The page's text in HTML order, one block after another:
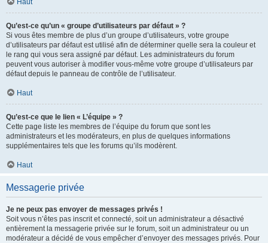
Haut
Qu’est-ce qu’un « groupe d’utilisateurs par défaut » ?
Si vous êtes membre de plus d’un groupe d’utilisateurs, votre groupe
d’utilisateurs par défaut est utilisé afin de déterminer quelle sera la couleur et
le rang qui vous sera assigné par défaut. Les administrateurs du forum
peuvent vous autoriser à modifier vous-même votre groupe d’utilisateurs par
défaut depuis le panneau de contrôle de l’utilisateur.
Haut
Qu’est-ce que le lien « L’équipe » ?
Cette page liste les membres de l’équipe du forum que sont les
administrateurs et les modérateurs, en plus de quelques informations
supplémentaires tels que les forums qu’ils modèrent.
Haut
Messagerie privée
Je ne peux pas envoyer de messages privés !
Soit vous n’êtes pas inscrit et connecté, soit un administrateur a désactivé
entièrement la messagerie privée sur le forum, soit un administrateur ou un
modérateur a décidé de vous empêcher d’envoyer des messages privés. Pour